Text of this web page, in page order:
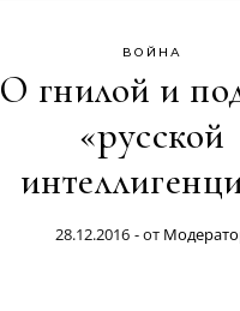
ВОЙНА
О гнилой и
«русской
28.12.2016 - от